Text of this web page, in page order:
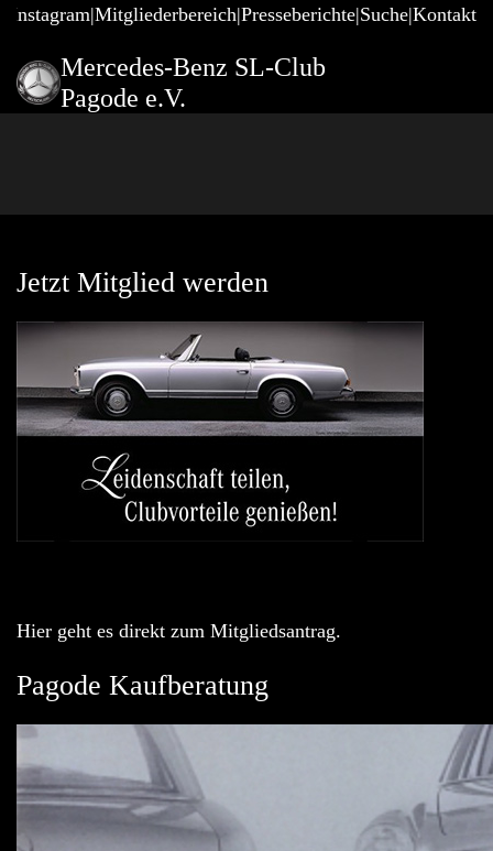
Mitgliederbereich Presseberichte Suche Kontakt
Mercedes-Benz SL-Club
Pagode e.V.
Jetzt Mitglied werden
Hier geht es direkt zum Mitgliedsantrag.
Pagode Kaufberatung